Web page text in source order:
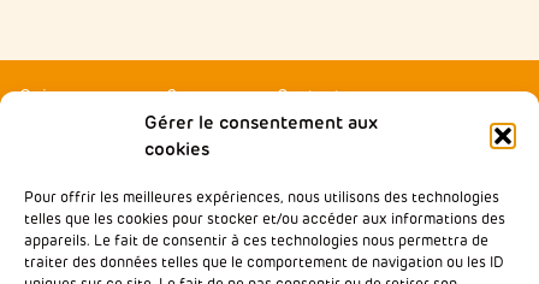
Gérer le consentement aux
cookies
Pour offrir les meilleures expériences, nous utilisons des technologies
telles que les cookies pour stocker et/ou accéder aux informations des
appareils. Le fait de consentir à ces technologies nous permettra de
traiter des données telles que le comportement de navigation ou les ID
Qui sommes-nous ?
Nos partenaires
Nos analyses & plaidoyers
Contactez-nous
Presse
Notre École de la Mobilité
Inclusive
Baromètre des Mobilités